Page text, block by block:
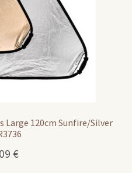
120cm Sunfire/Silver
€